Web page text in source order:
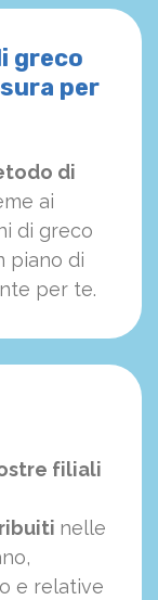
greco
per
di
ai
di greco
piano di
per te.
filiali
nelle
e relative